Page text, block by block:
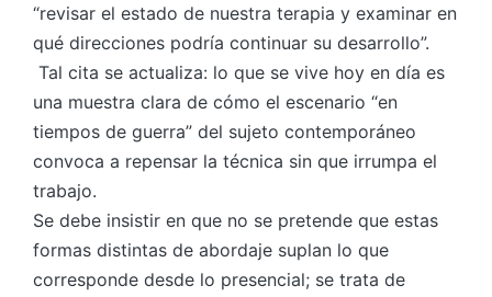
“revisar el estado de nuestra terapia y examinar en
qué direcciones podría continuar su desarrollo”.
Tal cita se actualiza: lo que se vive hoy en día es
una muestra clara de cómo el escenario “en
tiempos de guerra” del sujeto contemporáneo
convoca a repensar la técnica sin que irrumpa el
trabajo.
Se debe insistir en que no se pretende que estas
formas distintas de abordaje suplan lo que
corresponde desde lo presencial; se trata de